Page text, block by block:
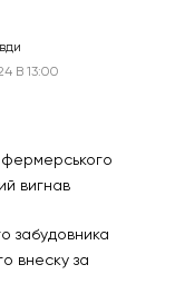
В 13:00
вигнав
забудовника
внеску за